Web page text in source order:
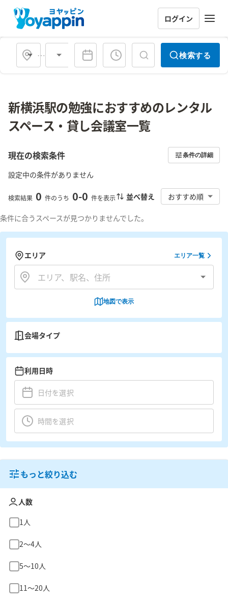
ログイン
会場タイプ 検索する
新横浜駅の勉強におすすめのレンタル
スペース・貸し会議室一覧
現在の検索条件 条件の詳細
設定中の条件がありません
検索結果 0 件のうち 0-0 件を表示 並べ替え おすすめ順
条件に合うスペースが見つかりませんでした。
エリア エリア一覧
地図で表示
会場タイプ
利用日時
もっと絞り込む
人数
1人
2〜4人
5〜10人
11〜20人